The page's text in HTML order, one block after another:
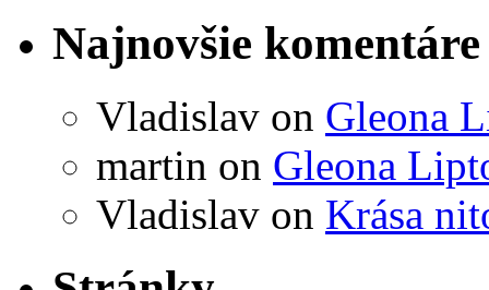
Najnovšie komentáre
Vladislav on Gleona
martin on Gleona
Vladislav on Krása